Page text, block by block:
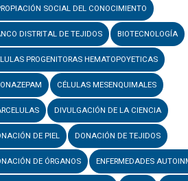
SOCIAL DEL CONOCIMIENTO
DISTRITAL DE TEJIDOS BIOTECNOLOGÍA
PROGENITORAS HEMATOPOYETICAS
CÉLULAS MESENQUIMALES
DIVULGACIÓN DE LA CIENCIA
DE PIEL DONACIÓN DE TEJIDOS
DE ÓRGANOS ENFERMEDADES